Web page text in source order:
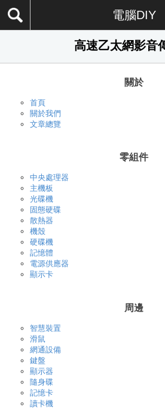
電腦DIY
高速乙太網影音
關於
首頁
關於我們
文章總覽
零組件
中央處理器
主機板
光碟機
固態硬碟
散熱器
機殼
硬碟機
記憶體
電源供應器
顯示卡
周邊
智慧裝置
滑鼠
網通設備
鍵盤
顯示器
隨身碟
記憶卡
讀卡機